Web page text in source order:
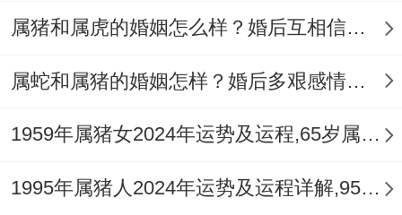
接触黑色来让事业上能更好的帮助，提高运
势...
金色也是属猪人的幸运色之一 - 金色代表财
属猪和属虎的婚姻怎么样？婚后互相信任十分恩爱
属蛇和属猪的婚姻怎样？婚后多艰感情不佳
1959年属猪女2024年运势及运程,65岁属猪人2024全年每月运势女性如何
1995年属猪人2024年运势及运程详解,95年出生29岁肖猪人在2024全年每月运势完整版